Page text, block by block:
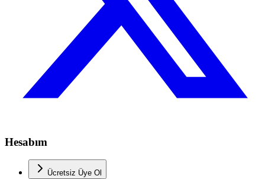
Hesabım
Ücretsiz Üye Ol